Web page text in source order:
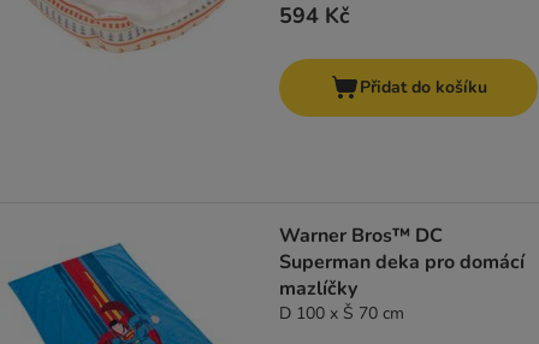
594 Kč
Přidat do košíku
Warner Bros™ DC
Superman deka pro domácí
mazlíčky
D 100 x Š 70 cm